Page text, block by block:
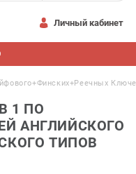
Личный кабинет
1 ПО
АНГЛИЙСКОГО
ТИПОВ